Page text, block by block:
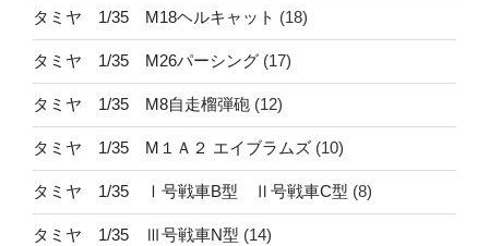
タミヤ 1/35 M18ヘルキャット (18)
タミヤ 1/35 M26パーシング (17)
タミヤ 1/35 M8自走榴弾砲 (12)
タミヤ 1/35 M１Ａ２ エイブラムズ (10)
タミヤ 1/35 Ⅰ号戦車B型 Ⅱ号戦車C型 (8)
タミヤ 1/35 Ⅲ号戦車N型 (14)